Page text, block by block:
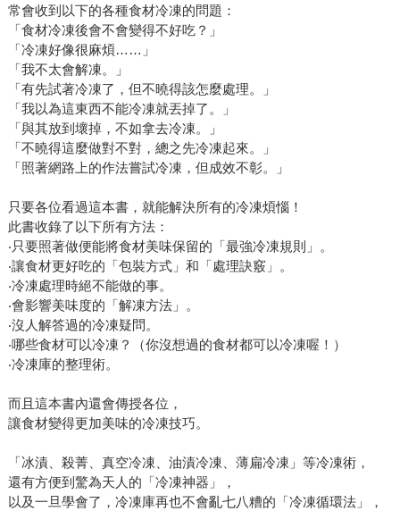
常會收到以下的各種食材冷凍的問題：
「食材冷凍後會不會變得不好吃？」
「冷凍好像很麻煩……」
「我不太會解凍。」
「有先試著冷凍了，但不曉得該怎麼處理。」
「我以為這東西不能冷凍就丟掉了。」
「與其放到壞掉，不如拿去冷凍。」
「不曉得這麼做對不對，總之先冷凍起來。」
「照著網路上的作法嘗試冷凍，但成效不彰。」
只要各位看過這本書，就能解決所有的冷凍煩惱！
此書收錄了以下所有方法：
‧只要照著做便能將食材美味保留的「最強冷凍規則」。
‧讓食材更好吃的「包裝方式」和「處理訣竅」。
‧冷凍處理時絕不能做的事。
‧會影響美味度的「解凍方法」。
‧沒人解答過的冷凍疑問。
‧哪些食材可以冷凍？（你沒想過的食材都可以冷凍喔！）
‧冷凍庫的整理術。
而且這本書內還會傳授各位，
讓食材變得更加美味的冷凍技巧。
「冰漬、殺菁、真空冷凍、油漬冷凍、薄扁冷凍」等冷凍術，
還有方便到驚為天人的「冷凍神器」，
以及一旦學會了，冷凍庫再也不會亂七八糟的「冷凍循環法」，